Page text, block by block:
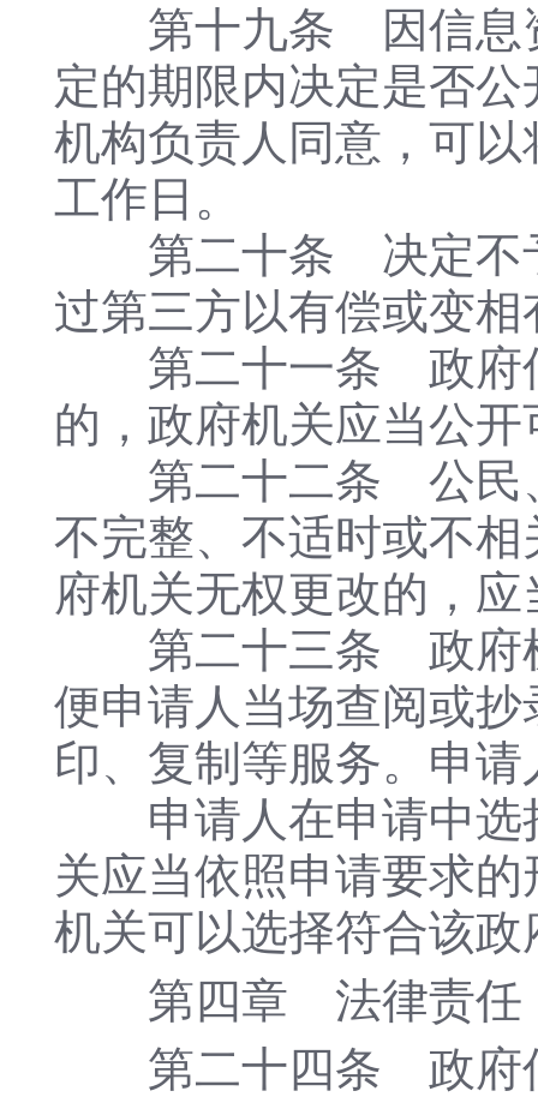
第十九条 因信息资
定的期限内决定是否
机构负责人同意，可
工作日。
第二十条 决定不予
过第三方以有偿或变
第二十一条 政府信
的，政府机关应当公
第二十二条 公民、
不完整、不适时或不
府机关无权更改的，
第二十三条 政府机
便申请人当场查阅或
印、复制等服务。申
申请人在申请中选
关应当依照申请要求
机关可以选择符合该
第四章 法律责任
第二十四条 政府信